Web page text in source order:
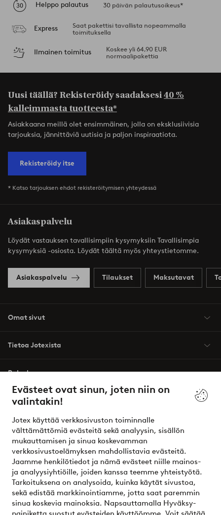
Evästeet ovat sinun, joten niin on
valintakin!
Jotex käyttää verkkosivuston toiminnalle
välttämättömiä evästeitä sekä analyysin, sisällön
mukauttamisen ja sinua koskevamman
verkkosivustoelämyksen mahdollistavia evästeitä.
Jaamme henkilötiedot ja nämä evästeet niille mainos-
ja analyysiyhtiöille, joiden kanssa teemme yhteistyötä.
Tarkoituksena on analysoida, kuinka käytät sivustoa,
sekä edistää markkinointiamme, jotta saat paremmin
sinua koskevia mainoksia. Napsauttamalla Hyväksy-
Helppo palautus 30 päivän palautusoikeus*
Express
Saat pakettisi tavallista nopeammalla
toimituksella
Ilmainen toimitus
Koskee yli 64,90 EUR
normaalipakettia
Uusi täällä? Rekisteröidy saadaksesi40 %
kalleimmasta tuotteesta*
Asiakkaana meillä olet ensimmäinen, jolla on eksklusiivisia
tarjouksia, jännittäviä uutisia ja paljon inspiraatiota.
Rekisteröidy itse
* Katso tarjouksen ehdot rekisteröitymisen yhteydessä
Asiakaspalvelu
Löydät vastauksen tavallisimpiin kysymyksiin Tavallisimpia
kysymyksiä -osiosta. Löydät täältä myös yhteystietomme.
Asiakaspalvelu Tilaukset Maksutavat
Omat sivut
Tietoa Jotexista
Palvelumme
Ehdot
Ystävät
Turvalliset maksut – maksa nyt tai erissä
Haluatko tietää lisää maksuvaihtoehdoistamme?
elpy